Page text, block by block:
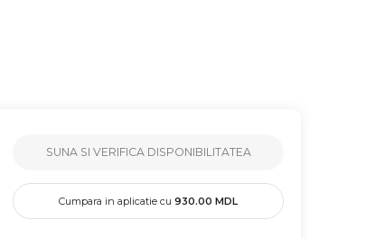
SUNA SI VERIFICA DISPONIBILITATEA
Cumpara in aplicatie cu930.00 MDL